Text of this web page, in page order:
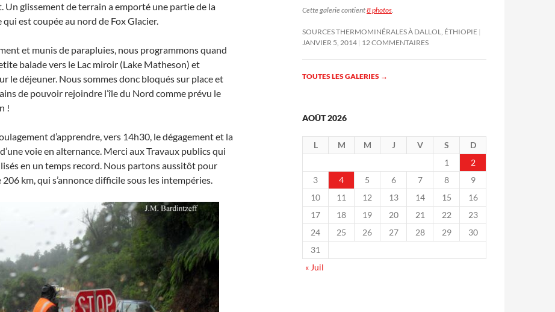
Un glissement de terrain a emporté une partie de la
est coupée au nord de Fox Glacier.
et munis de parapluies, nous programmons quand
balade vers le Lac miroir (Lake Matheson) et
le déjeuner. Nous sommes donc bloqués sur place et
de pouvoir rejoindre l’île du Nord comme prévu le
!
d’apprendre, vers 14h30, le dégagement et la
voie en alternance. Merci aux Travaux publics qui
en un temps record. Nous partons aussitôt pour
206 km, qui s’annonce difficile sous les intempéries.
Cette galerie contient8 photos
SOURCES THERMOMINÉRALES À DALLOL, ÉTHIOPIE
JANVIER 5, 2014 12 COMMENTAIRES
TOUTES LES GALERIES →
AOÛT 2026
L M M J V S
D
1
2
3
4 5 6 7 8
9
10
11 12 13 14 15
16
17
18 19 20 21 22
23
24
25 26 27 28 29
30
31
« Juil